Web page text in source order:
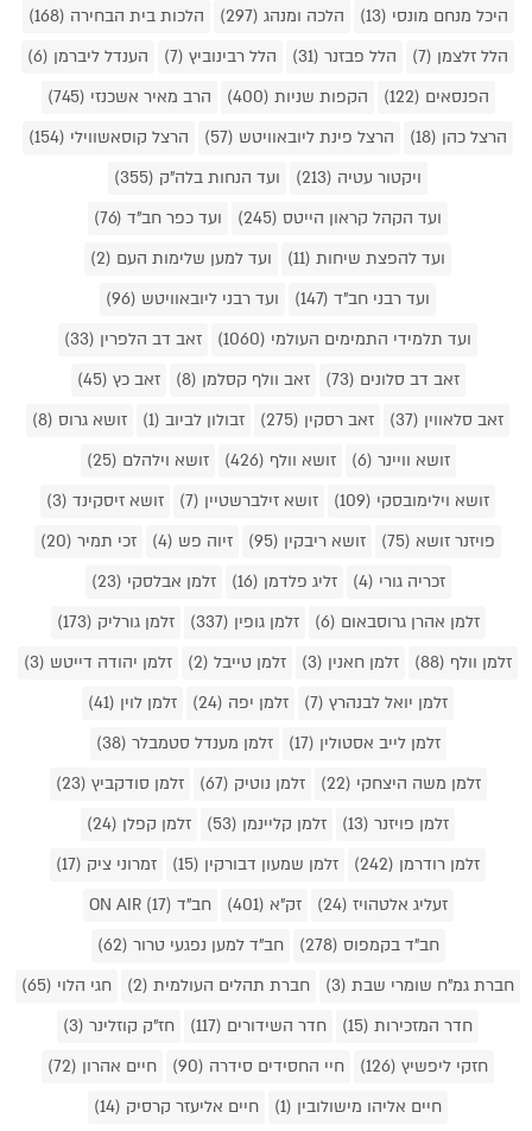
היכל מנחם מונסי (13) הלכה ומנהג (297)
הלכות בית הבחירה (168)
הלל זלצמן (7)
הלל פבזנר (31) הלל רבינוביץ (7)
הענדל ליברמן (6)
הפנסאים (122)
הקפות שניות (400)
הרב מאיר אשכנזי (745)
הרצל כהן (18)
הרצל פינת ליובאוויטש (57)
הרצל קוסאשווילי (154)
ויקטור עטיה (213)
ועד הנחות בלה"ק (355)
ועד הקהל קראון הייטס (245)
ועד כפר חב"ד (76)
ועד להפצת שיחות (11)
ועד למען שלימות העם (2)
ועד רבני חב"ד (147)
ועד רבני ליובאוויטש (96)
ועד תלמידי התמימים העולמי (1060)
זאב דב הלפרין (33)
זאב דב סלונים (73)
זאב וולף קסלמן (8)
זאב כץ (45)
זאב סלאווין (37)
זאב רסקין (275) זבולון לביוב (1)
זושא גרוס (8)
זושא וויינר (6)
זושא וולף (426)
זושא וילהלם (25)
זושא וילימובסקי (109)
זושא זילברשטיין (7)
זושא זיסקינד (3)
פויזנר זושא (75)
זושא ריבקין (95) זיוה פש (4)
זכי תמיר (20)
זכריה גורי (4)
זליג פלדמן (16)
זלמן אבלסקי (23)
זלמן אהרן גרוסבאום (6)
זלמן גופין (337)
זלמן גורליק (173)
זלמן וולף (88)
זלמן חאנין (3) זלמן טייבל (2)
זלמן יהודה דייטש (3)
זלמן יואל לבנהרץ (7)
זלמן יפה (24)
זלמן לוין (41)
זלמן לייב אסטולין (17)
זלמן מענדל סטמבלר (38)
זלמן משה היצחקי (22)
זלמן נוטיק (67)
זלמן סודקביץ (23)
זלמן פויזנר (13)
זלמן קליינמן (53)
זלמן קפלן (24)
זלמן רודרמן (242)
זלמן שמעון דבורקין (15)
זמרוני ציק (17)
זעליג אלטהויז (24)
זק"א (401)
חב"ד ON AIR (17)
חב"ד בקמפוס (278)
חב"ד למען נפגעי טרור (62)
חברת גמ"ח שומרי שבת (3)
חברת תהלים העולמית (2)
חגי הלוי (65)
חדר המזכירות (15)
חדר השידורים (117)
חז"ק קוזלינר (3)
חזקי ליפשיץ (126)
חיי החסידים סידרה (90)
חיים אהרון (72)
חיים אליהו מישולובין (1)
חיים אליעזר קרסיק (14)